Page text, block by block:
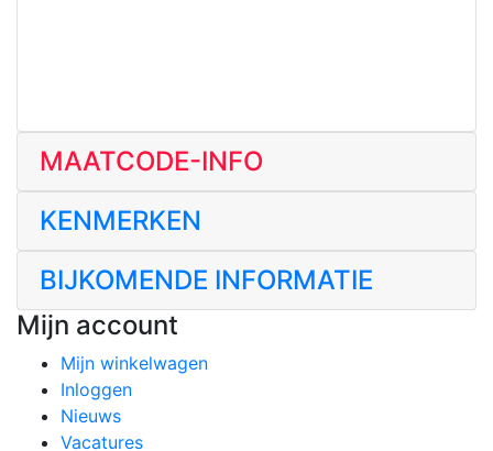
MAATCODE-INFO
KENMERKEN
BIJKOMENDE INFORMATIE
Mijn account
Mijn winkelwagen
Inloggen
Nieuws
Vacatures